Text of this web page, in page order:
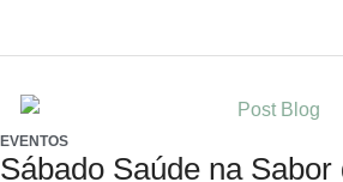
EVENTOS
Sábado Saúde na